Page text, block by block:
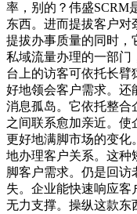
率，别的？伟盛SCRM
东西。进而提拔客户对
提拔办事质量的同时，
私域流量办理的一部门
台上的访客可依托长臂
好地领会客户需求。还
消息孤岛。它依托整合
之间联系愈加亲近。
更好地满脚市场的变化
地办理客户关系。这种
脚客户需求。仍是回
失。企业能快速响应客
无力支撑。操纵这款东